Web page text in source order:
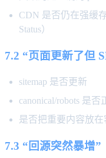
CDN 是否仍在强缓
Status）
7.2 “页面更新了但
sitemap 是否更新
canonical/robots 是否
是否把重要内容放
7.3 “回源突然暴增”